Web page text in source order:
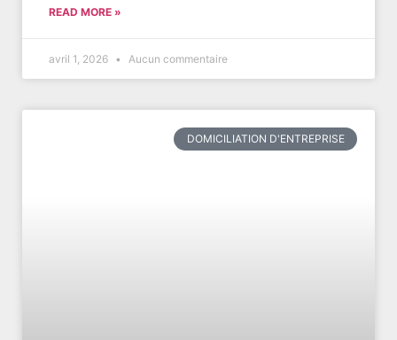
READ MORE »
avril 1, 2026 Aucun commentaire
DOMICILIATION D'ENTREPRISE